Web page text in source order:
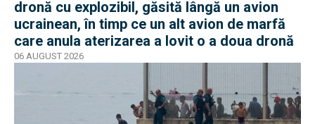
dronă cu explozibil, găsită lângă un avion
ucrainean, în timp ce un alt avion de marfă
care anula aterizarea a lovit o a doua dronă
06 AUGUST 2026